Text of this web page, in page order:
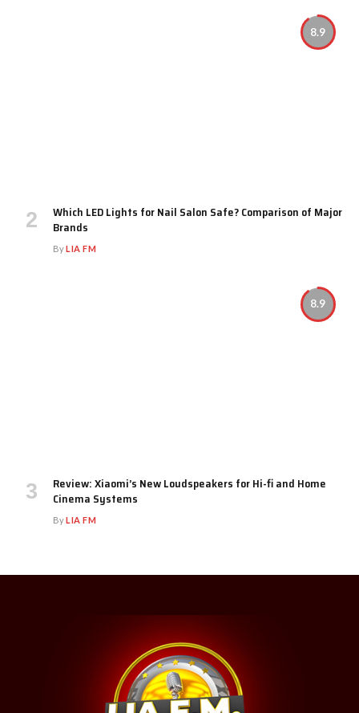
8.9
Which LED Lights for Nail Salon Safe? Comparison of Major
Brands
ByLIA FM
8.9
Review: Xiaomi’s New Loudspeakers for Hi-fi and Home
Cinema Systems
ByLIA FM